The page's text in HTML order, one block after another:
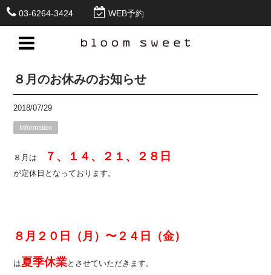
03-6264-3424 WEB予約
８月のお休みのお知らせ
2018/07/29
Information
８月は ７、１４、２１、２８日
が定休日となっております。
８月２０日（月）〜２４日（金）
は夏季休業とさせていただきます。